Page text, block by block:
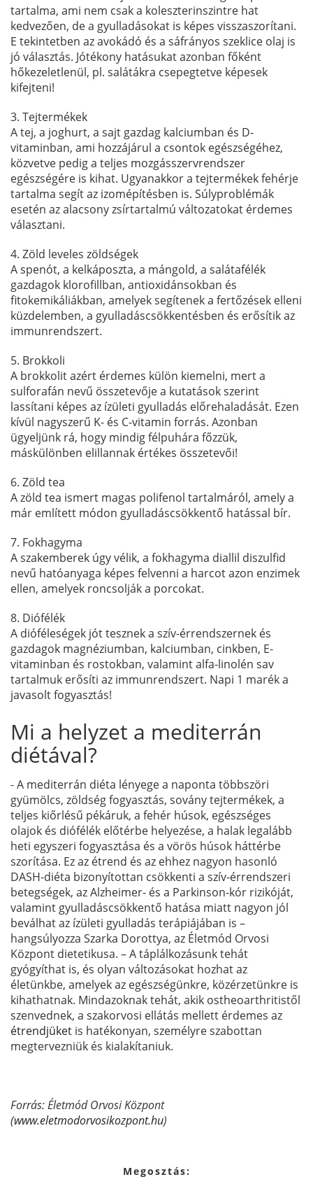
tartalma, ami nem csak a koleszterinszintre hat
kedvezően, de a gyulladásokat is képes visszaszorítani.
E tekintetben az avokádó és a sáfrányos szeklice olaj is
jó választás. Jótékony hatásukat azonban főként
hőkezeletlenül, pl. salátákra csepegtetve képesek
kifejteni!
3. Tejtermékek
A tej, a joghurt, a sajt gazdag kalciumban és D-
vitaminban, ami hozzájárul a csontok egészségéhez,
közvetve pedig a teljes mozgásszervrendszer
egészségére is kihat. Ugyanakkor a tejtermékek fehérje
tartalma segít az izomépítésben is. Súlyproblémák
esetén az alacsony zsírtartalmú változatokat érdemes
választani.
4. Zöld leveles zöldségek
A spenót, a kelkáposzta, a mángold, a salátafélék
gazdagok klorofillban, antioxidánsokban és
fitokemikáliákban, amelyek segítenek a fertőzések elleni
küzdelemben, a gyulladáscsökkentésben és erősítik az
immunrendszert.
5. Brokkoli
A brokkolit azért érdemes külön kiemelni, mert a
sulforafán nevű összetevője a kutatások szerint
lassítani képes az ízületi gyulladás előrehaladását. Ezen
kívül nagyszerű K- és C-vitamin forrás. Azonban
ügyeljünk rá, hogy mindig félpuhára főzzük,
máskülönben elillannak értékes összetevői!
6. Zöld tea
A zöld tea ismert magas polifenol tartalmáról, amely a
már említett módon gyulladáscsökkentő hatással bír.
7. Fokhagyma
A szakemberek úgy vélik, a fokhagyma diallil diszulfid
nevű hatóanyaga képes felvenni a harcot azon enzimek
ellen, amelyek roncsolják a porcokat.
8. Diófélék
A dióféleségek jót tesznek a szív-érrendszernek és
gazdagok magnéziumban, kalciumban, cinkben, E-
vitaminban és rostokban, valamint alfa-linolén sav
tartalmuk erősíti az immunrendszert. Napi 1 marék a
javasolt fogyasztás!
Mi a helyzet a mediterrán
diétával?
- A mediterrán diéta lényege a naponta többszöri
gyümölcs, zöldség fogyasztás, sovány tejtermékek, a
teljes kiőrlésű pékáruk, a fehér húsok, egészséges
olajok és diófélék előtérbe helyezése, a halak legalább
heti egyszeri fogyasztása és a vörös húsok háttérbe
szorítása. Ez az étrend és az ehhez nagyon hasonló
DASH-diéta bizonyítottan csökkenti a szív-érrendszeri
betegségek, az Alzheimer- és a Parkinson-kór rizikóját,
valamint gyulladáscsökkentő hatása miatt nagyon jól
beválhat az ízületi gyulladás terápiájában is –
hangsúlyozza Szarka Dorottya, az Életmód Orvosi
Központ dietetikusa. – A táplálkozásunk tehát
gyógyíthat is, és olyan változásokat hozhat az
életünkbe, amelyek az egészségünkre, közérzetünkre is
kihathatnak. Mindazoknak tehát, akik ostheoarthritistől
szenvednek, a szakorvosi ellátás mellett érdemes az
étrendjüket is hatékonyan, személyre szabottan
megtervezniük és kialakítaniuk.
Forrás: Életmód Orvosi Központ
(www.eletmodorvosikozpont.hu)
Megosztás: